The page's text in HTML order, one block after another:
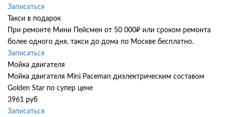
Записаться
Такси в подарок
При ремонте Мини Пейсмен от 50 000₽ или сроком ремонта
более одного дня, такси до дома по Москве бесплатно.
Записаться
Мойка двигателя
Мойка двигателя Mini Paceman диэлектрическим составом
Golden Star по супер цене
3961 руб
Записаться